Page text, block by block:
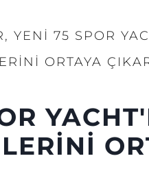
YENİ 75 SPOR
ORTAYA